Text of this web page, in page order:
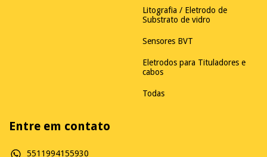
Litografia / Eletrodo de
Substrato de vidro
Sensores BVT
Eletrodos para Tituladores e
cabos
Todas
Entre em contato
5511994155930